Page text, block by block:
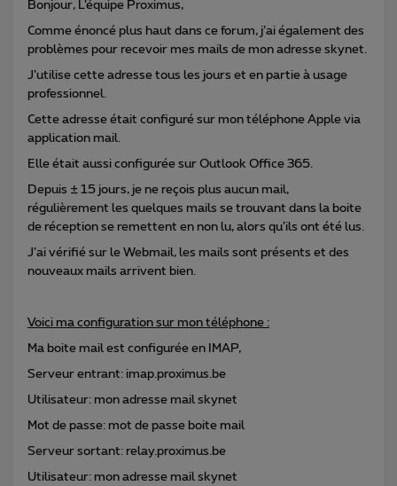
Bonjour, L’équipe Proximus,
Comme énoncé plus haut dans ce forum, j’ai également des
problèmes pour recevoir mes mails de mon adresse skynet.
J’utilise cette adresse tous les jours et en partie à usage
professionnel.
Cette adresse était configuré sur mon téléphone Apple via
application mail.
Elle était aussi configurée sur Outlook Office 365.
Depuis ± 15 jours, je ne reçois plus aucun mail,
régulièrement les quelques mails se trouvant dans la boite
de réception se remettent en non lu, alors qu’ils ont été lus.
J’ai vérifié sur le Webmail, les mails sont présents et des
nouveaux mails arrivent bien.
Voici ma configuration sur mon téléphone :
Ma boite mail est configurée en IMAP,
Serveur entrant: imap.proximus.be
Utilisateur: mon adresse mail skynet
Mot de passe: mot de passe boite mail
Serveur sortant: relay.proximus.be
Utilisateur: mon adresse mail skynet